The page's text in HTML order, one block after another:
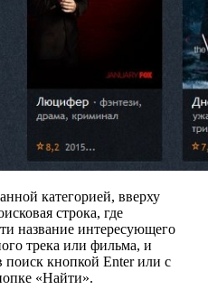
категорией, вверху
строка, где
название интересующего
трека или фильма, и
поиск кнопкой Enter или с
«Найти».